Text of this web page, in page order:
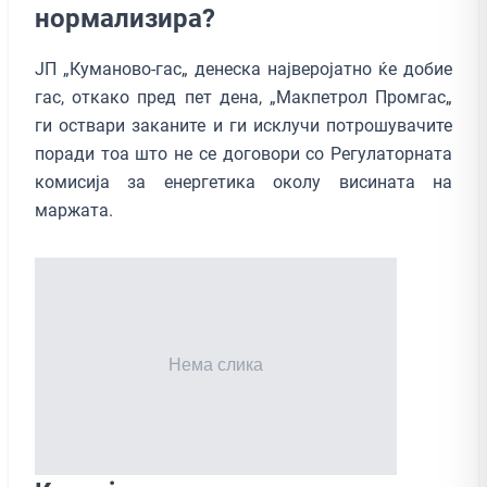
нормализира?
ЈП „Куманово-гас„ денеска најверојатно ќе добие
гас, откако пред пет дена, „Макпетрол Промгас„
ги оствари заканите и ги исклучи потрошувачите
поради тоа што не се договори со Регулаторната
комисија за енергетика околу висината на
маржата.